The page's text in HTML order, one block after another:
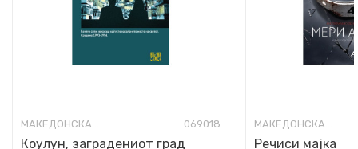
МАКЕДОНСКА КНИЖЕВНОСТ 069018
Коулун, заградениот град
МАКЕДОНСКА КНИЖЕВНОСТ
Речиси мајка